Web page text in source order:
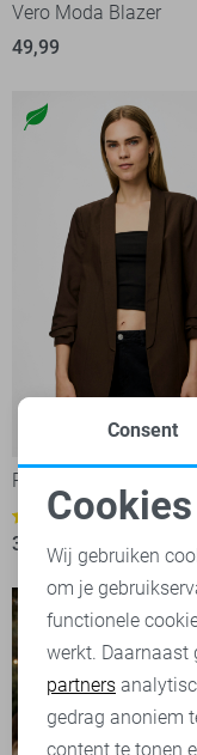
Vero Moda Blazer
49,99
Pieces Blazer
6
31,95 39,99
Noodzakelijke
Analytische
Marketing
Consent
Cookies
Wij gebruiken
om je
functionele
werkt. Daarnaast
partners
gedrag anoniem
content te tonen